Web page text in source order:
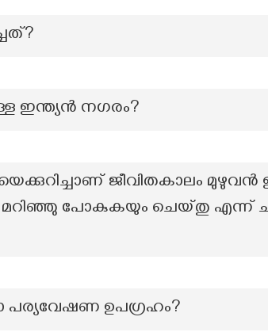
ഇന്ത്യൻ നഗരം?
ജീവിതകാലം
മറിഞ്ഞു പോകുകയും ചെയ്തു എന്ന്
പര്യവേഷണ ഉപഗ്രഹം?